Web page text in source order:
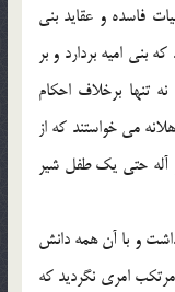
فاسده و عقايد بنى
بنى اميه بردارد و بر
تنها برخلاف احكام
مى خواستند كه از
آله حتى يك طفل شير
و با آن همه دانش
امرى نگرديد كه